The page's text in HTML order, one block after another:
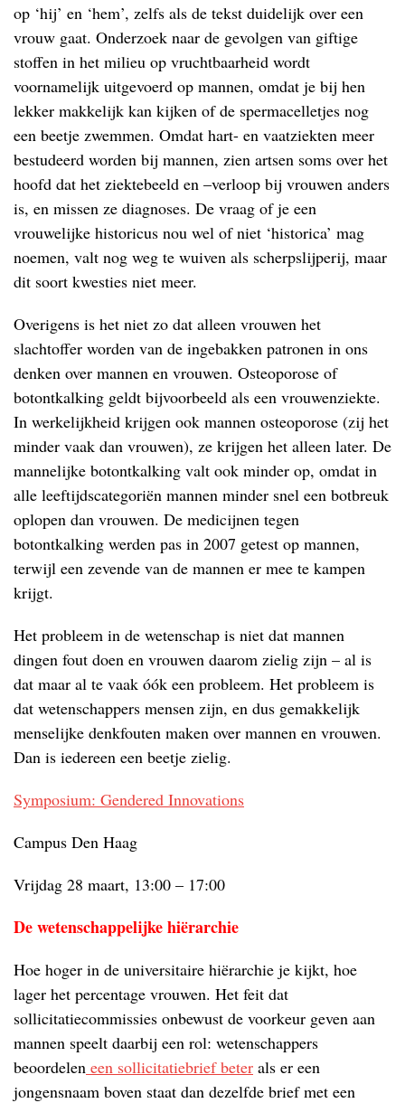
op ‘hij’ en ‘hem’, zelfs als de tekst duidelijk over een
vrouw gaat. Onderzoek naar de gevolgen van giftige
stoffen in het milieu op vruchtbaarheid wordt
voornamelijk uitgevoerd op mannen, omdat je bij hen
lekker makkelijk kan kijken of de spermacelletjes nog
een beetje zwemmen. Omdat hart- en vaatziekten meer
bestudeerd worden bij mannen, zien artsen soms over het
hoofd dat het ziektebeeld en –verloop bij vrouwen anders
is, en missen ze diagnoses. De vraag of je een
vrouwelijke historicus nou wel of niet ‘historica’ mag
noemen, valt nog weg te wuiven als scherpslijperij, maar
dit soort kwesties niet meer.
Overigens is het niet zo dat alleen vrouwen het
slachtoffer worden van de ingebakken patronen in ons
denken over mannen en vrouwen. Osteoporose of
botontkalking geldt bijvoorbeeld als een vrouwenziekte.
In werkelijkheid krijgen ook mannen osteoporose (zij het
minder vaak dan vrouwen), ze krijgen het alleen later. De
mannelijke botontkalking valt ook minder op, omdat in
alle leeftijdscategoriën mannen minder snel een botbreuk
oplopen dan vrouwen. De medicijnen tegen
botontkalking werden pas in 2007 getest op mannen,
terwijl een zevende van de mannen er mee te kampen
krijgt.
Het probleem in de wetenschap is niet dat mannen
dingen fout doen en vrouwen daarom zielig zijn – al is
dat maar al te vaak óók een probleem. Het probleem is
dat wetenschappers mensen zijn, en dus gemakkelijk
menselijke denkfouten maken over mannen en vrouwen.
Dan is iedereen een beetje zielig.
Symposium: Gendered Innovations
Campus Den Haag
Vrijdag 28 maart, 13:00 – 17:00
De wetenschappelijke hiërarchie
Hoe hoger in de universitaire hiërarchie je kijkt, hoe
lager het percentage vrouwen. Het feit dat
sollicitatiecommissies onbewust de voorkeur geven aan
mannen speelt daarbij een rol: wetenschappers
beoordelen een sollicitatiebrief beter als er een
jongensnaam boven staat dan dezelfde brief met een